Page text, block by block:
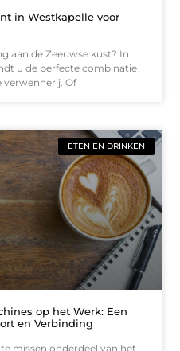
in Westkapelle voor
aan de Zeeuwse kust? In
u de perfecte combinatie
verwennerij. Of
ETEN EN DRINKEN
op het Werk: Een
en Verbinding
missen onderdeel van het